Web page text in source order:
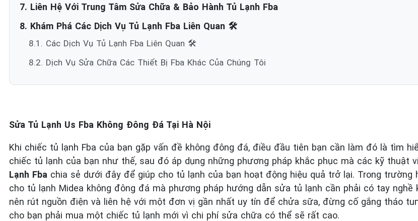
7. Liên Hệ Với Trung Tâm Sửa Chữa & Bảo Hành Tủ Lạnh Fba
8. Khám Phá Các Dịch Vụ Tủ Lạnh Fba Liên Quan 🛠️
8.1. Các Dịch Vụ Tủ Lạnh Fba Liên Quan 🛠️
8.2. Dịch Vụ Sửa Chữa Các Thiết Bị Fba Khác Của Chúng Tôi
Sửa Tủ Lạnh Us Fba Không Đông Đá Tại Hà Nội
Khi chiếc tủ lạnh Fba của bạn gặp vấn đề không đông đá, điều đầu tiên bạn cần làm đó là tìm
chiếc tủ lạnh của bạn như thế, sau đó áp dụng những phương pháp khắc phục mà các kỹ thuật
Lạnh Fba chia sẻ dưới đây để giúp cho tủ lạnh của bạn hoạt động hiệu quả trở lại. Trong trường
cho tủ lạnh Midea không đông đá mà phương pháp hướng dẫn sửa tủ lạnh cần phải có tay
nên rút nguồn điện và liên hệ với một đơn vị gần nhất uy tín để chửa sữa, đừng cố gắng tháo
cho bạn phải mua một chiếc tủ lạnh mới vì chi phí sửa chữa có thể sẽ rất cao.